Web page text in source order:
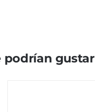
podrían gustar